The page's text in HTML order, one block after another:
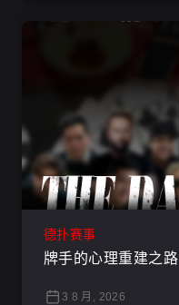
德扑赛事
牌手的心理重建之路
3 8 月, 2026